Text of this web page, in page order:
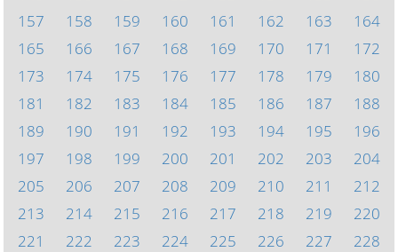
157
158 159 160 161 162 163
164
165
166 167 168 169 170 171
172
173
174 175 176 177 178 179
180
181
182 183 184 185 186 187
188
189
190 191 192 193 194 195
196
197
198 199 200 201 202 203
204
205
206 207 208 209 210 211
212
213
214 215 216 217 218 219
220
221
222 223 224 225 226 227
228